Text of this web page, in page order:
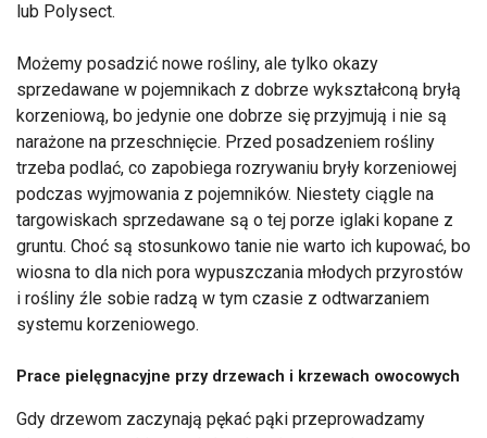
lub Polysect.
Możemy posadzić nowe rośliny, ale tylko okazy
sprzedawane w pojemnikach z dobrze wykształconą bryłą
korzeniową, bo jedynie one dobrze się przyjmują i nie są
narażone na przeschnięcie. Przed posadzeniem rośliny
trzeba podlać, co zapobiega rozrywaniu bryły korzeniowej
podczas wyjmowania z pojemników. Niestety ciągle na
targowiskach sprzedawane są o tej porze iglaki kopane z
gruntu. Choć są stosunkowo tanie nie warto ich kupować, bo
wiosna to dla nich pora wypuszczania młodych przyrostów
i rośliny źle sobie radzą w tym czasie z odtwarzaniem
systemu korzeniowego.
Prace pielęgnacyjne przy drzewach i krzewach owocowych
Gdy drzewom zaczynają pękać pąki przeprowadzamy